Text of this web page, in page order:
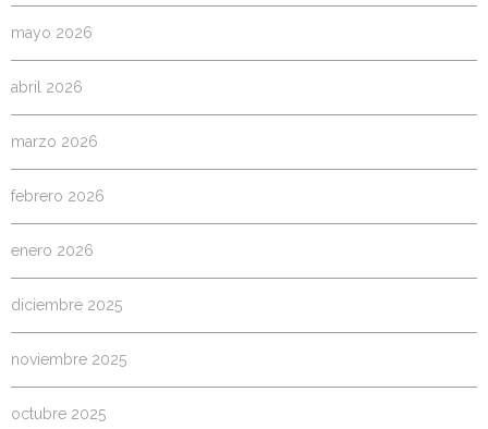
mayo 2026
abril 2026
marzo 2026
febrero 2026
enero 2026
diciembre 2025
noviembre 2025
octubre 2025